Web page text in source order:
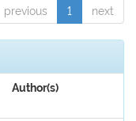
previous 1 next
Author(s)